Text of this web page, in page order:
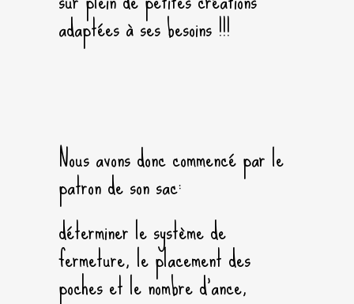
adaptées à ses besoins !!!
Nous avons donc commencé par le
patron de son sac:
déterminer le système de
fermeture, le placement des
poches et le nombre d’ance,